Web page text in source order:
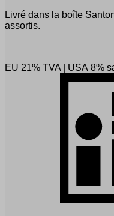
Livré dans la boîte
assortis.
EU 21% TVA USA 8%